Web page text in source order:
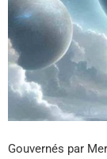
Gouvernés par